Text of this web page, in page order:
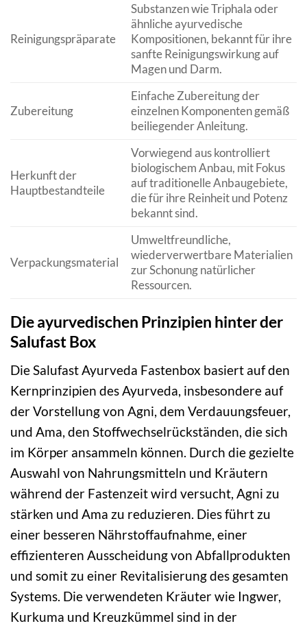
Reinigungspräparate
Substanzen wie Triphala oder
ähnliche ayurvedische
Kompositionen, bekannt für ihre
sanfte Reinigungswirkung auf
Magen und Darm.
Zubereitung
Einfache Zubereitung der
einzelnen Komponenten gemäß
beiliegender Anleitung.
Herkunft der
Hauptbestandteile
Vorwiegend aus kontrolliert
biologischem Anbau, mit Fokus
auf traditionelle Anbaugebiete,
die für ihre Reinheit und Potenz
bekannt sind.
Verpackungsmaterial
Umweltfreundliche,
wiederverwertbare Materialien
zur Schonung natürlicher
Ressourcen.
Die ayurvedischen Prinzipien hinter der
Salufast Box
Die Salufast Ayurveda Fastenbox basiert auf den
Kernprinzipien des Ayurveda, insbesondere auf
der Vorstellung von Agni, dem Verdauungsfeuer,
und Ama, den Stoffwechselrückständen, die sich
im Körper ansammeln können. Durch die gezielte
Auswahl von Nahrungsmitteln und Kräutern
während der Fastenzeit wird versucht, Agni zu
stärken und Ama zu reduzieren. Dies führt zu
einer besseren Nährstoffaufnahme, einer
effizienteren Ausscheidung von Abfallprodukten
und somit zu einer Revitalisierung des gesamten
Systems. Die verwendeten Kräuter wie Ingwer,
Kurkuma und Kreuzkümmel sind in der